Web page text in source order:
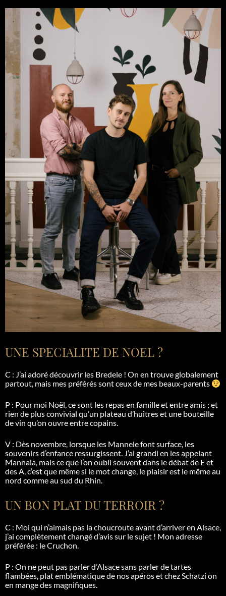
UNE SPECIALITE DE NOEL ?
C : J’ai adoré découvrir les Bredele ! On en trouve globalement
partout, mais mes préférés sont ceux de mes beaux-parents
P : Pour moi Noël, ce sont les repas en famille et entre amis ; et
rien de plus convivial qu’un plateau d’huîtres et une bouteille
de vin qu’on ouvre entre copains.
V : Dès novembre, lorsque les Mannele font surface, les
souvenirs d’enfance ressurgissent. J’ai grandi en les appelant
Mannala, mais ce que l’on oubli souvent dans le débat de E et
des A, c’est que même si le mot change, le plaisir est le même au
nord comme au sud du Rhin.
UN BON PLAT DU TERROIR ?
C : Moi qui n’aimais pas la choucroute avant d’arriver en Alsace,
j’ai complètement changé d’avis sur le sujet ! Mon adresse
préférée : le Cruchon.
P : On ne peut pas parler d’Alsace sans parler de tartes
flambées, plat emblématique de nos apéros et chezSchatzi on
en mange des magnifiques.